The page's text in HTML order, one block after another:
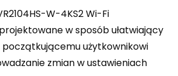
W-4KS2 Wi-Fi
w sposób ułatwiający
początkującemu użytkownikowi
zmian w ustawieniach